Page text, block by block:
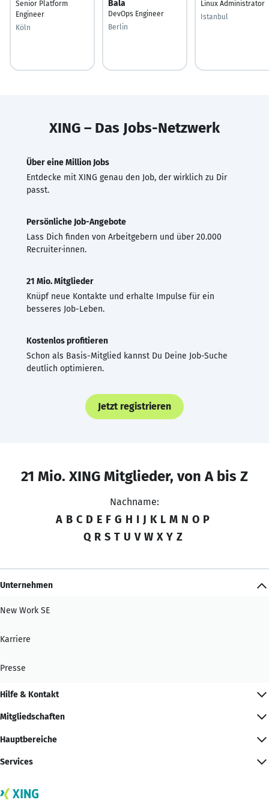
Senior Platform
Engineer
Köln
Bala
DevOps Engineer
Berlin
Linux Administrator
Istanbul
XING – Das Jobs-Netzwerk
Über eine Million Jobs
Entdecke mit XING genau den Job, der wirklich zu Dir
passt.
Persönliche Job-Angebote
Lass Dich finden von Arbeitgebern und über 20.000
Recruiter·innen.
21 Mio. Mitglieder
Knüpf neue Kontakte und erhalte Impulse für ein
besseres Job-Leben.
Kostenlos profitieren
Schon als Basis-Mitglied kannst Du Deine Job-Suche
deutlich optimieren.
Jetzt registrieren
21 Mio. XING Mitglieder, von A bis Z
Nachname:
A B C D E F G H I J K L M N O P
Q R S T U V W X Y Z
Unternehmen
New Work SE
Karriere
Presse
Hilfe & Kontakt
Mitgliedschaften
Hauptbereiche
Services